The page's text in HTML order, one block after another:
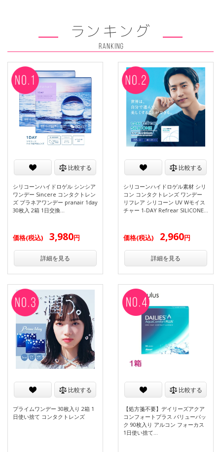
比較する
シリコーンハイドロゲル シンシア
ワンデー Sincere コンタクトレン
ズ プラネアワンデー pranair 1day
30枚入 2箱 1日交換…
価格(税込) 3,980円
詳細を見る
比較する
シリコーンハイドロゲル素材 シリ
コン コンタクトレンズ ワンデー
リフレア シリコーン UV Wモイス
チャー 1-DAY Refrear SILICONE…
価格(税込) 2,960円
詳細を見る
比較する
プライムワンデー 30枚入り 2箱 1
日使い捨て コンタクトレンズ
比較する
【処方箋不要】デイリーズアクア
コンフォートプラス バリューパッ
ク 90枚入り アルコン フォーカス
1日使い捨て…